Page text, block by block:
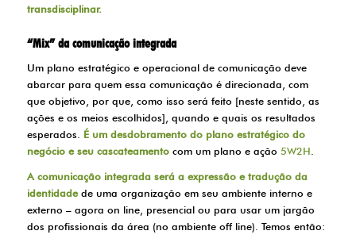
transdisciplinar.
“Mix” da comunicação integrada
Um plano estratégico e operacional de comunicação deve
abarcar para quem essa comunicação é direcionada, com
que objetivo, por que, como isso será feito [neste sentido, as
ações e os meios escolhidos], quando e quais os resultados
esperados. É um desdobramento do plano estratégico do
negócio e seu cascateamentocom um plano e ação 5W2H
A comunicação integrada será a expressão e tradução da
identidadede uma organização em seu ambiente interno e
externo – agora on line, presencial ou para usar um jargão
dos profissionais da área (no ambiente off line). Temos então: